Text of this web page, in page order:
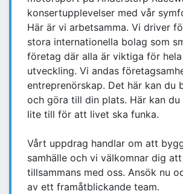
konsertupplevelser med vår
Här är vi arbetsamma. Vi driver
stora internationella bolag som
företag där alla är viktiga för
utveckling. Vi andas
entreprenörskap. Det här kan du
och göra till din plats. Här kan
lite till för att livet ska funka.
Vårt uppdrag handlar om att
samhälle och vi välkomnar dig
tillsammans med oss. Ansök nu
av ett framåtblickande team.